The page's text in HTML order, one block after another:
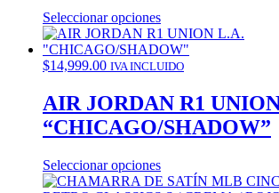
Seleccionar opciones
$14,999.00 IVA INCLUIDO
AIR JORDAN R1
“CHICAGO/SHADOW”
Seleccionar opciones